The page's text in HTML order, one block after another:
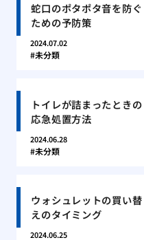
蛇口のポタポタ音を防ぐ
ための予防策
2024.07.02
未分類
トイレが詰まったときの
応急処置方法
2024.06.28
未分類
ウォシュレットの買い替
えのタイミング
2024.06.25